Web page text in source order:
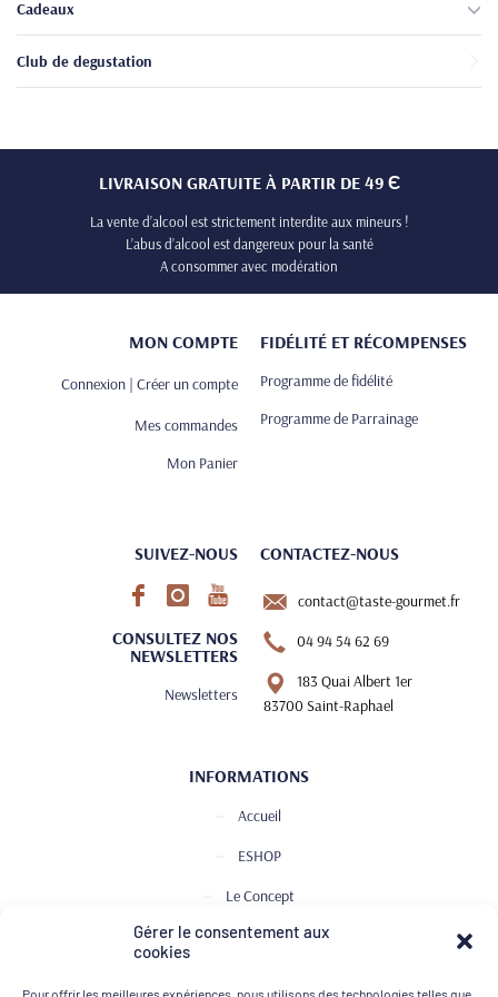
Gérer le consentement aux
cookies
Pour offrir les meilleures expériences, nous utilisons des technologies telles que
Cadeaux
Club de degustation
LIVRAISON GRATUITE À PARTIR DE 49 Є
La vente d’alcool est strictement interdite aux mineurs !
L’abus d’alcool est dangereux pour la santé
A consommer avec modération
MON COMPTE
Connexion | Créer un compte
Mes commandes
Mon Panier
FIDÉLITÉ ET RÉCOMPENSES
Programme de fidélité
Programme de Parrainage
SUIVEZ-NOUS
CONSULTEZ NOS
NEWSLETTERS
Newsletters
CONTACTEZ-NOUS
contact@taste-gourmet.fr
04 94 54 62 69
183 Quai Albert 1er
83700 Saint-Raphael
INFORMATIONS
Accueil
ESHOP
Le Concept
Club de Dégustation